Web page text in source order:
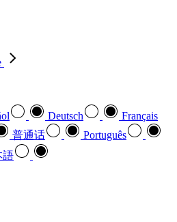
Deutsch
Français
普通话
Português
語